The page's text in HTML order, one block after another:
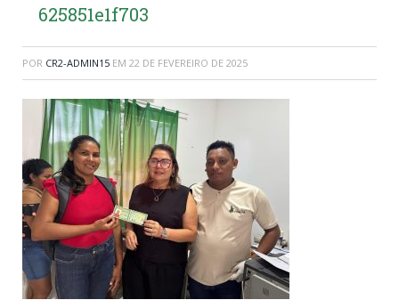
625851e1f703
POR CR2-ADMIN15 EM 22 DE FEVEREIRO DE 2025